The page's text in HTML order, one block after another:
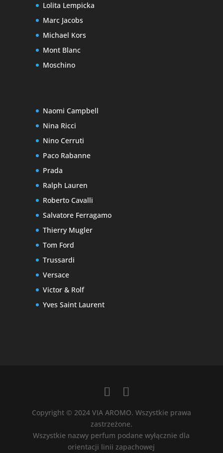
Lolita Lempicka
Marc Jacobs
Michael Kors
Mont Blanc
Moschino
Naomi Campbell
Nina Ricci
Nino Cerruti
Paco Rabanne
Prada
Ralph Lauren
Roberto Cavalli
Salvatore Ferragamo
Thierry Mugler
Tom Ford
Trussardi
Versace
Victor & Rolf
Yves Saint Laurent
Copyright © 2024 VIA AROMO. Wszystkie prawa
zastrzeżone.
Wszystkie nazwy perfum podane wyłącznie dla
orientacji linii zapachowej